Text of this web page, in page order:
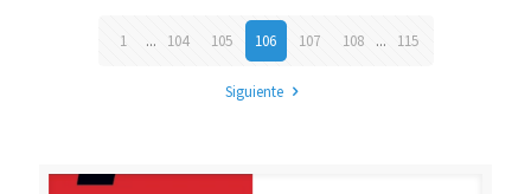
1 ... 104 105 106 107 108 ... 115
Siguiente